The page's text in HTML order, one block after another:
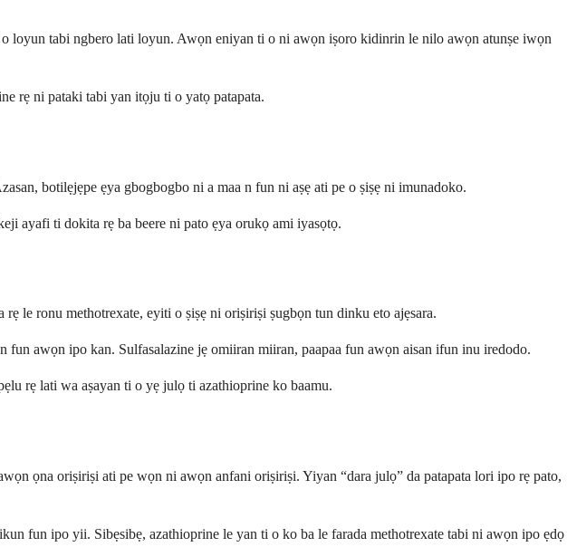
loyun tabi ngbero lati loyun. Awọn eniyan ti o ni awọn iṣoro kidinrin le nilo awọn atunṣe iwọn
rẹ ni pataki tabi yan itọju ti o yatọ patapata.
botilẹjẹpe ẹya gbogbogbo ni a maa n fun ni aṣẹ ati pe o ṣiṣẹ ni imunadoko.
ayafi ti dokita rẹ ba beere ni pato ẹya orukọ ami iyasọtọ.
le ronu methotrexate, eyiti o ṣiṣẹ ni oriṣiriṣi ṣugbọn tun dinku eto ajẹsara.
awọn ipo kan. Sulfasalazine jẹ omiiran miiran, paapaa fun awọn aisan ifun inu iredodo.
rẹ lati wa aṣayan ti o yẹ julọ ti azathioprine ko baamu.
ọna oriṣiriṣi ati pe wọn ni awọn anfani oriṣiriṣi. Yiyan “dara julọ” da patapata lori ipo rẹ pato,
fun ipo yii. Sibẹsibẹ, azathioprine le yan ti o ko ba le farada methotrexate tabi ni awọn ipo ẹdọ